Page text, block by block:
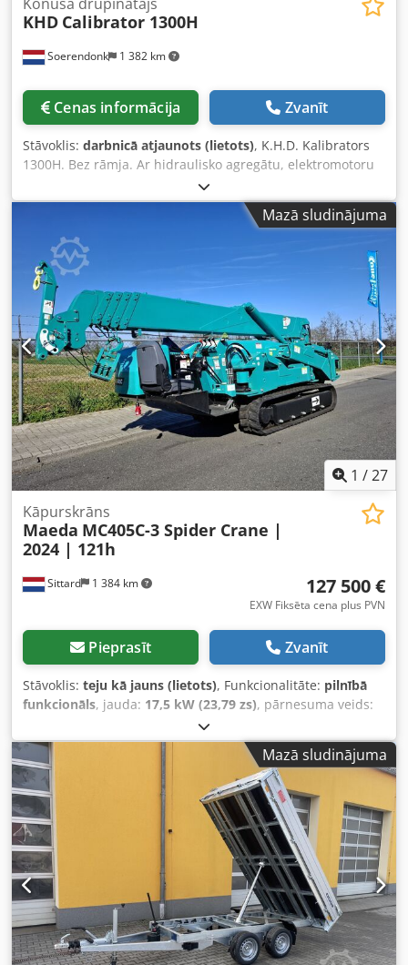
Soerendonk 1 382 km
KHD Calibrator 1300H
Cenas informācija Zvanīt
Stāvoklis: darbnicā atjaunots (lietots), K.H.D. Kalibrators
1300H. Bez rāmja. Ar hidraulisko agregātu, elektromotoru
un Voith turbosaitei. Ar jauniem konusiem un vārpstām.
Pārbūvēts, smilšstrūklots un krāsots. Djdpfx Aksvt Su
Mazā sludinājuma
1 /27
Sittard 1 384 km
Kāpurskrāns
Maeda MC405C-3 Spider Crane |
2024 | 121h
127 500 €
EXW Fiksēta cena plus PVN
Pieprasīt Zvanīt
Stāvoklis: teju kā jauns (lietots), Funkcionalitāte: pilnībā
funkcionāls, jauda: 17,5 kW (23,79 zs), pārnesuma veids:
, degvielas veids:
tvertnes tilpums:40 l, krāsa:zaļš, kopējais svars:5 600 kg,
maksimālā kravnesība:
, celšanas augstums:
20 700 mm
, braukšanas stāvoklis:95 procenti
skaits:
, emisijas klase: Euro 5, Ražošanas gads: 2024,
darbības stundas:
, Aprīkojums:celtnis, noliekams
rāmis, papildu priekšējie lukturi, regulējams strēle, zems
līmenis troksnis
, ===TEHNISKIE DATI=== Ražošanas gads:
2024 Darba stundas: 121 st. Maksimālā kravnesība: 3830
kg Maksimālais pacelšanas augstums: 16,8 m (20,7 m ar
papildu izbūvi) Maksimālais darba rādiuss: 16 m Dzinējs:
dīzeļdzinējs Tālvadības pults: Jā Papildu izbūve: Pēc izvēles
(pieejama papildu izbūve) Piederumi / Papildaprīkojums:
Mazā sludinājuma